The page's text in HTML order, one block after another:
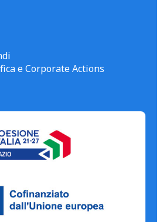
e Corporate Actions